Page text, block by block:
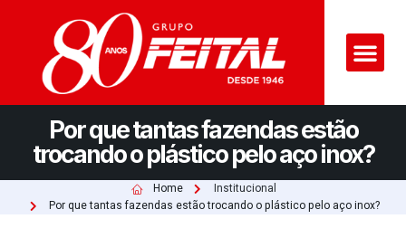
Por que tantas fazendas estão
trocando o plástico pelo aço inox?
Home
Institucional
Por que tantas fazendas estão trocando o plástico pelo aço inox?